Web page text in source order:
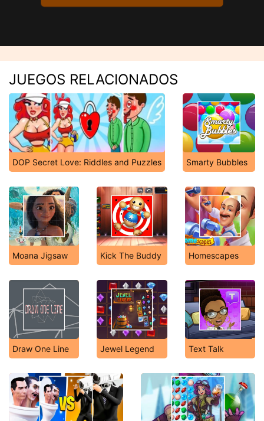
JUEGOS RELACIONADOS
DOP Secret Love: Riddles and Puzzles Smarty Bubbles
Moana Jigsaw Kick The Buddy Homescapes
Draw One Line Jewel Legend Text Talk